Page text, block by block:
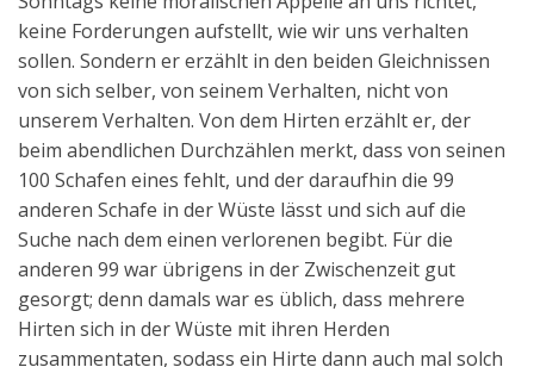
keine Forderungen aufstellt, wie wir uns verhalten
sollen. Sondern er erzählt in den beiden Gleichnissen
von sich selber, von seinem Verhalten, nicht von
unserem Verhalten. Von dem Hirten erzählt er, der
beim abendlichen Durchzählen merkt, dass von seinen
100 Schafen eines fehlt, und der daraufhin die 99
anderen Schafe in der Wüste lässt und sich auf die
Suche nach dem einen verlorenen begibt. Für die
anderen 99 war übrigens in der Zwischenzeit gut
gesorgt; denn damals war es üblich, dass mehrere
Hirten sich in der Wüste mit ihren Herden
zusammentaten, sodass ein Hirte dann auch mal solch